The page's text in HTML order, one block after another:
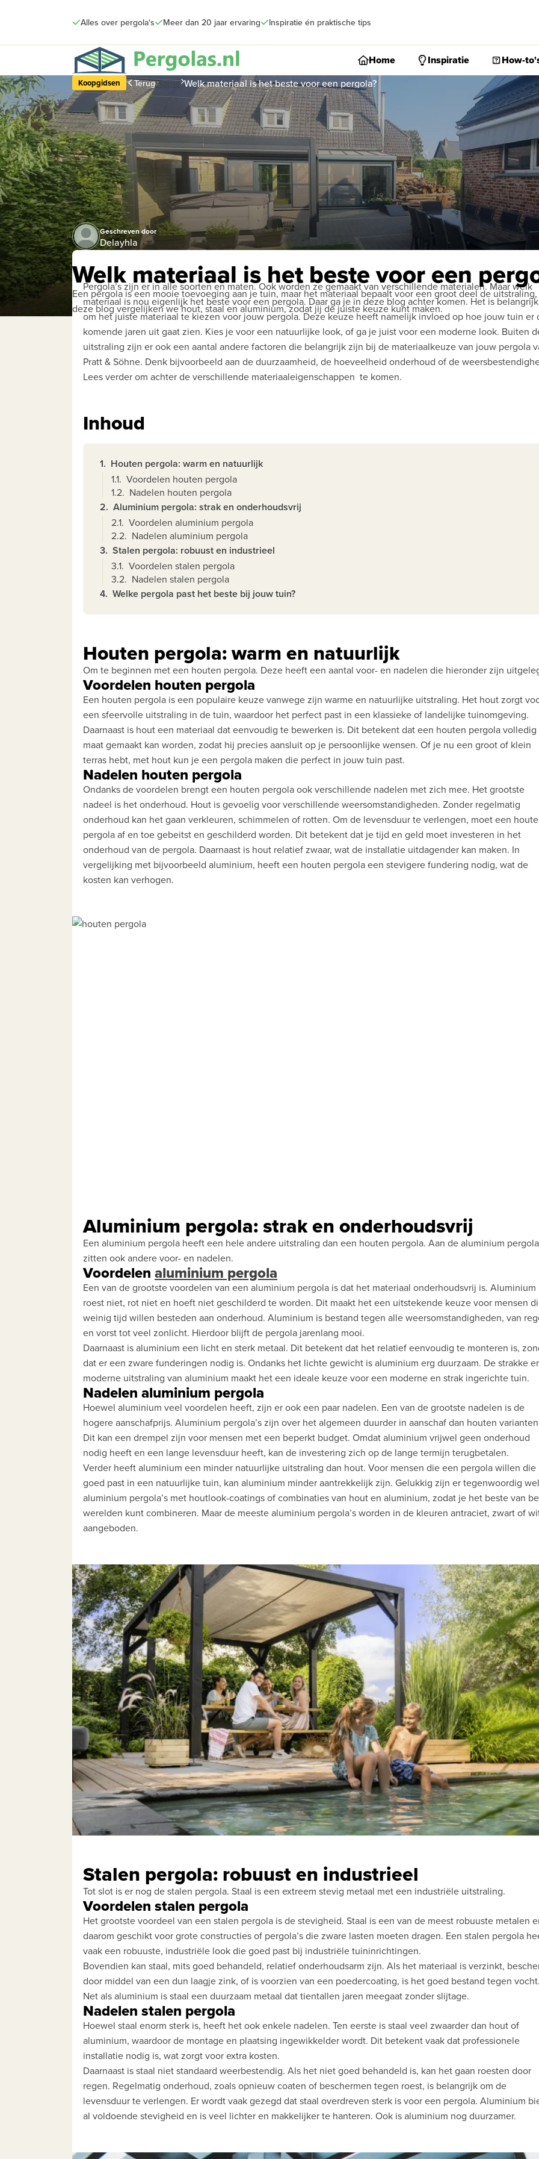
Alles over pergola's Meer dan 20 jaar ervaring Inspiratie én praktische tips
Home Inspiratie How-
Koopgidsen TerugHome Welk materiaal is het beste voor een pergola?
Geschreven door
Delayhla
Welk materiaal is het beste voor een
Een pergola is een mooie toevoeging aan je tuin, maar het materiaal bepaalt voor een groot deel de
deze blog vergelijken we hout, staal en aluminium, zodat jij de juiste keuze kunt maken.
Pergola’s zijn er in alle soorten en maten. Ook worden ze gemaakt van verschillende materialen. Maar welk
materiaal is nou eigenlijk het beste voor een pergola. Daar ga je in deze blog achter komen. Het is belangrijk
om het juiste materiaal te kiezen voor jouw pergola. Deze keuze heeft namelijk invloed op hoe jouw tuin er
komende jaren uit gaat zien. Kies je voor een natuurlijke look, of ga je juist voor een moderne look. Buiten
uitstraling zijn er ook een aantal andere factoren die belangrijk zijn bij de materiaalkeuze van jouw pergola
Pratt & Söhne. Denk bijvoorbeeld aan de duurzaamheid, de hoeveelheid onderhoud of de
Lees verder om achter de verschillende materiaaleigenschappen te komen.
Inhoud
1. Houten pergola: warm en natuurlijk
1.1. Voordelen houten pergola
1.2. Nadelen houten pergola
2. Aluminium pergola: strak en onderhoudsvrij
2.1. Voordelen aluminium pergola
2.2. Nadelen aluminium pergola
3. Stalen pergola: robuust en industrieel
3.1. Voordelen stalen pergola
3.2. Nadelen stalen pergola
4. Welke pergola past het beste bij jouw tuin?
Houten pergola: warm en natuurlijk
Om te beginnen met een houten pergola. Deze heeft een aantal voor- en nadelen die hieronder zijn
Voordelen houten pergola
Een houten pergola is een populaire keuze vanwege zijn warme en natuurlijke uitstraling. Het hout zorgt
een sfeervolle uitstraling in de tuin, waardoor het perfect past in een klassieke of landelijke tuinomgeving.
Daarnaast is hout een materiaal dat eenvoudig te bewerken is. Dit betekent dat een houten pergola volledig
maat gemaakt kan worden, zodat hij precies aansluit op je persoonlijke wensen. Of je nu een groot of klein
terras hebt, met hout kun je een pergola maken die perfect in jouw tuin past.
Nadelen houten pergola
Ondanks de voordelen brengt een houten pergola ook verschillende nadelen met zich mee. Het grootste
nadeel is het onderhoud. Hout is gevoelig voor verschillende weersomstandigheden. Zonder regelmatig
onderhoud kan het gaan verkleuren, schimmelen of rotten. Om de levensduur te verlengen, moet een
pergola af en toe gebeitst en geschilderd worden. Dit betekent dat je tijd en geld moet investeren in het
onderhoud van de pergola. Daarnaast is hout relatief zwaar, wat de installatie uitdagender kan maken. In
vergelijking met bijvoorbeeld aluminium, heeft een houten pergola een stevigere fundering nodig, wat de
kosten kan verhogen.
Aluminium pergola: strak en onderhoudsvrij
Een aluminium pergola heeft een hele andere uitstraling dan een houten pergola. Aan de aluminium pergola
zitten ook andere voor- en nadelen.
Voordelen aluminium pergola
Een van de grootste voordelen van een aluminium pergola is dat het materiaal onderhoudsvrij is. Aluminium
roest niet, rot niet en hoeft niet geschilderd te worden. Dit maakt het een uitstekende keuze voor mensen
weinig tijd willen besteden aan onderhoud. Aluminium is bestand tegen alle weersomstandigheden, van
en vorst tot veel zonlicht. Hierdoor blijft de pergola jarenlang mooi.
Daarnaast is aluminium een licht en sterk metaal. Dit betekent dat het relatief eenvoudig te monteren is,
dat er een zware funderingen nodig is. Ondanks het lichte gewicht is aluminium erg duurzaam. De strakke
moderne uitstraling van aluminium maakt het een ideale keuze voor een moderne en strak ingerichte tuin.
Nadelen aluminium pergola
Hoewel aluminium veel voordelen heeft, zijn er ook een paar nadelen. Een van de grootste nadelen is de
hogere aanschafprijs. Aluminium pergola’s zijn over het algemeen duurder in aanschaf dan houten
Dit kan een drempel zijn voor mensen met een beperkt budget. Omdat aluminium vrijwel geen onderhoud
nodig heeft en een lange levensduur heeft, kan de investering zich op de lange termijn terugbetalen.
Verder heeft aluminium een minder natuurlijke uitstraling dan hout. Voor mensen die een pergola willen die
goed past in een natuurlijke tuin, kan aluminium minder aantrekkelijk zijn. Gelukkig zijn er tegenwoordig wel
aluminium pergola’s met houtlook-coatings of combinaties van hout en aluminium, zodat je het beste van
werelden kunt combineren. Maar de meeste aluminium pergola’s worden in de kleuren antraciet, zwart of
aangeboden.
Stalen pergola: robuust en industrieel
Tot slot is er nog de stalen pergola. Staal is een extreem stevig metaal met een industriële uitstraling.
Voordelen stalen pergola
Het grootste voordeel van een stalen pergola is de stevigheid. Staal is een van de meest robuuste metalen
daarom geschikt voor grote constructies of pergola’s die zware lasten moeten dragen. Een stalen pergola
vaak een robuuste, industriële look die goed past bij industriële tuininrichtingen.
Bovendien kan staal, mits goed behandeld, relatief onderhoudsarm zijn. Als het materiaal is verzinkt,
door middel van een dun laagje zink, of is voorzien van een poedercoating, is het goed bestand tegen vocht.
Net als aluminium is staal een duurzaam metaal dat tientallen jaren meegaat zonder slijtage.
Nadelen stalen pergola
Hoewel staal enorm sterk is, heeft het ook enkele nadelen. Ten eerste is staal veel zwaarder dan hout of
aluminium, waardoor de montage en plaatsing ingewikkelder wordt. Dit betekent vaak dat professionele
installatie nodig is, wat zorgt voor extra kosten.
Daarnaast is staal niet standaard weerbestendig. Als het niet goed behandeld is, kan het gaan roesten door
regen. Regelmatig onderhoud, zoals opnieuw coaten of beschermen tegen roest, is belangrijk om de
levensduur te verlengen. Er wordt vaak gezegd dat staal overdreven sterk is voor een pergola. Aluminium
al voldoende stevigheid en is veel lichter en makkelijker te hanteren. Ook is aluminium nog duurzamer.